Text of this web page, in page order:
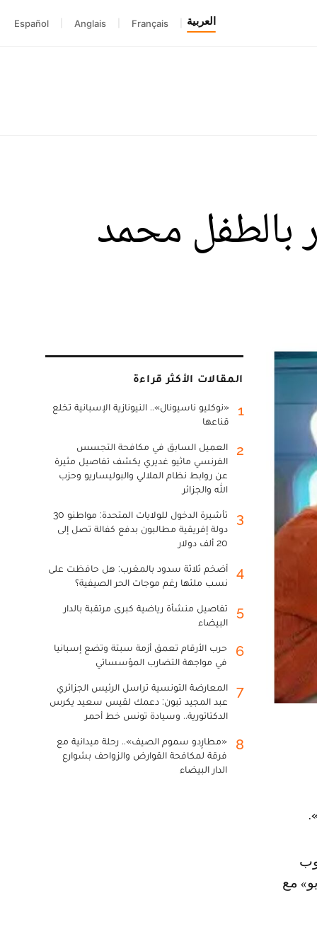
العربية Français
Anglais
Español
بالطفل محمد
مع
المقالات الأكثر قراءة
1
«نوكليو ناسيونال».. النيونازية الإسبانية تخلع
قناعها
2
العميل السابق في مكافحة التجسس
الفرنسي ماثيو غديري يكشف تفاصيل مثيرة
عن روابط نظام الملالي والبوليساريو وحزب
الله والجزائر
3
تأشيرة الدخول للولايات المتحدة: مواطنو 30
دولة إفريقية مطالبون بدفع كفالة تصل إلى
20 ألف دولار
4
أضخم ثلاثة سدود بالمغرب: هل حافظت على
نسب ملئها رغم موجات الحر الصيفية؟
5
تفاصيل منشأة رياضية كبرى مرتقبة بالدار
البيضاء
6
حرب الأرقام تعمق أزمة سبتة وتضع إسبانيا
في مواجهة التضارب المؤسساتي
7
المعارضة التونسية تراسل الرئيس الجزائري
عبد المجيد تبون: دعمك لقيس سعيد يكرس
الدكتاتورية.. وسيادة تونس خط أحمر
8
«مطارِدو سموم الصيف».. رحلة ميدانية مع
فرقة لمكافحة القوارض والزواحف بشوارع
الدار البيضاء